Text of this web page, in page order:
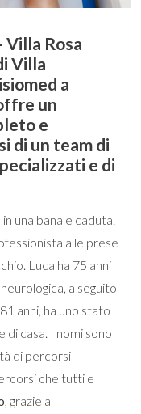
Villa Rosa
Villa
a
un
e
di un team di
e di
una banale caduta.
alle prese
Luca ha 75 anni
a seguito
anni, ha uno stato
casa. I nomi sono
di percorsi
che tutti e
, grazie a